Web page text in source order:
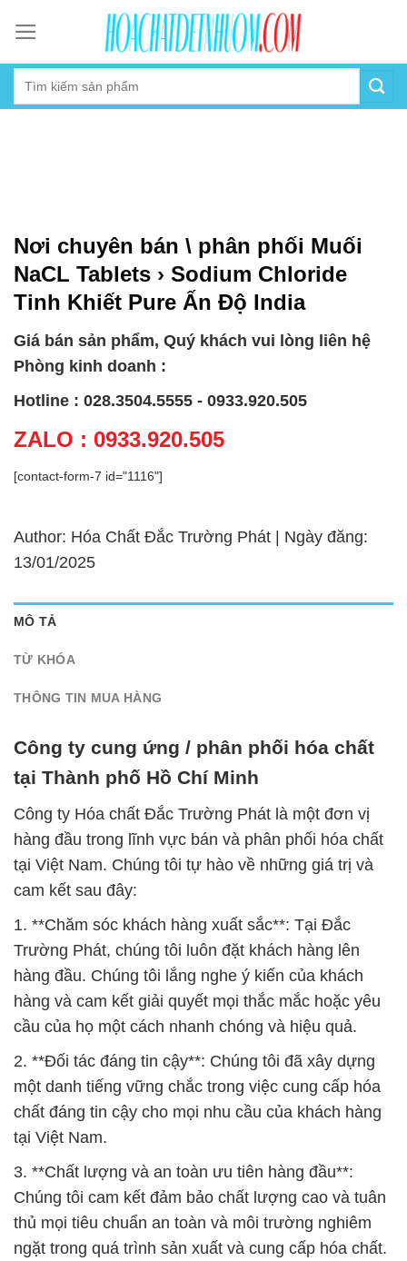
content
Nơi chuyên bán \ phân phối Muối
NaCL Tablets › Sodium Chloride
Tinh Khiết Pure Ấn Độ India
Giá bán sản phẩm, Quý khách vui lòng liên hệ
Phòng kinh doanh :
Hotline : 028.3504.5555 - 0933.920.505
ZALO : 0933.920.505
[contact-form-7 id="1116"]
Author: Hóa Chất Đắc Trường Phát | Ngày đăng:
13/01/2025
MÔ TẢ
TỪ KHÓA
THÔNG TIN MUA HÀNG
Công ty cung ứng / phân phối hóa chất
tại Thành phố Hồ Chí Minh
Công ty Hóa chất Đắc Trường Phát là một đơn vị
hàng đầu trong lĩnh vực bán và phân phối hóa chất
tại Việt Nam. Chúng tôi tự hào về những giá trị và
cam kết sau đây:
1. **Chăm sóc khách hàng xuất sắc**: Tại Đắc
Trường Phát, chúng tôi luôn đặt khách hàng lên
hàng đầu. Chúng tôi lắng nghe ý kiến của khách
hàng và cam kết giải quyết mọi thắc mắc hoặc yêu
cầu của họ một cách nhanh chóng và hiệu quả.
2. **Đối tác đáng tin cậy**: Chúng tôi đã xây dựng
một danh tiếng vững chắc trong việc cung cấp hóa
chất đáng tin cậy cho mọi nhu cầu của khách hàng
tại Việt Nam.
3. **Chất lượng và an toàn ưu tiên hàng đầu**:
Chúng tôi cam kết đảm bảo chất lượng cao và tuân
thủ mọi tiêu chuẩn an toàn và môi trường nghiêm
ngặt trong quá trình sản xuất và cung cấp hóa chất.